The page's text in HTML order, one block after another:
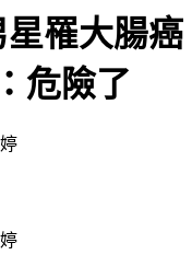
罹大腸癌
危險了